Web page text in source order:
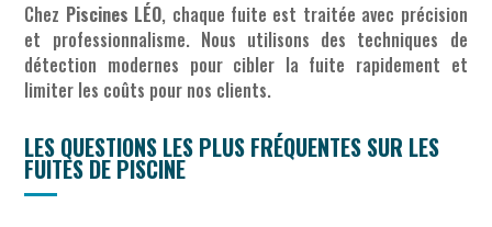
Chez Piscines LÉO, chaque fuite est traitée avec précision
et professionnalisme. Nous utilisons des techniques de
détection modernes pour cibler la fuite rapidement et
limiter les coûts pour nos clients.
LES QUESTIONS LES PLUS FRÉQUENTES SUR LES
FUITES DE PISCINE